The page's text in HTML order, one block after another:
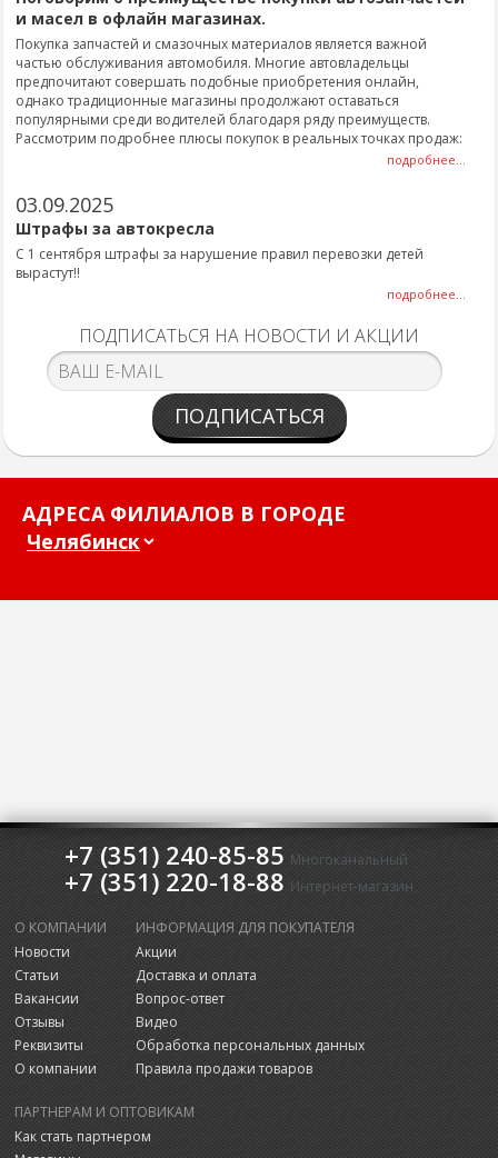
и масел в офлайн магазинах.
Покупка запчастей и смазочных материалов является важной
частью обслуживания автомобиля. Многие автовладельцы
предпочитают совершать подобные приобретения онлайн,
однако традиционные магазины продолжают оставаться
популярными среди водителей благодаря ряду преимуществ.
Рассмотрим подробнее плюсы покупок в реальных точках продаж:
подробнее...
03.09.2025
Штрафы за автокресла
С 1 сентября штрафы за нарушение правил перевозки детей
вырастут!!
подробнее...
ПОДПИСАТЬСЯ НА НОВОСТИ И АКЦИИ
ПОДПИСАТЬСЯ
АДРЕСА ФИЛИАЛОВ В ГОРОДЕ
+7 (351) 240-85-85 Многоканальный
+7 (351) 220-18-88 Интернет-магазин
О КОМПАНИИ
Новости
Статьи
Вакансии
Отзывы
Реквизиты
О компании
ИНФОРМАЦИЯ ДЛЯ ПОКУПАТЕЛЯ
Акции
Доставка и оплата
Вопрос-ответ
Видео
Обработка персональных данных
Правила продажи товаров
ПАРТНЕРАМ И ОПТОВИКАМ
Как стать партнером